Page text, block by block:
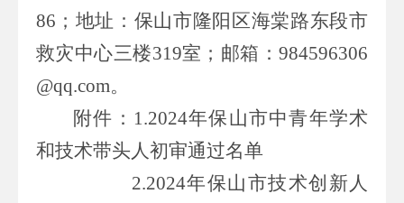
86； 地址：保山市隆阳区海棠路东段市
救灾中心三楼319室； 邮箱：984596306
@qq.com。
附件： 1.2024年保山市中青年学术
和技术带头人初审通过名单
2.2024年保山市技术创新人